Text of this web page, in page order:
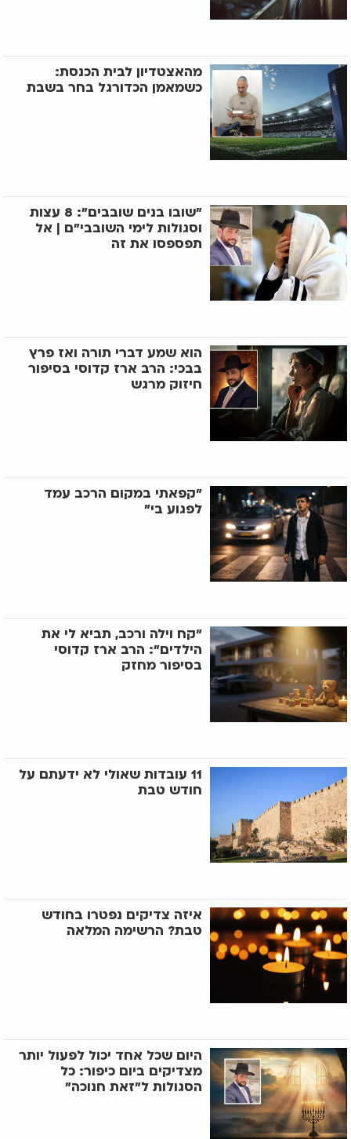
מהאצטדיון לבית הכנסת:
כשמאמן הכדורגל בחר בשבת
"שובו בנים שובבים": 8 עצות
וסגולות לימי השובבי"ם | אל
תפספסו את זה
הוא שמע דברי תורה ואז פרץ
בבכי: הרב ארז קדוסי בסיפור
חיזוק מרגש
"קפאתי במקום הרכב עמד
לפגוע בי"
"קח וילה ורכב, תביא לי את
הילדים": הרב ארז קדוסי
בסיפור מחזק
11 עובדות שאולי לא ידעתם על
חודש טבת
איזה צדיקים נפטרו בחודש
טבת? הרשימה המלאה
היום שכל אחד יכול לפעול יותר
מצדיקים ביום כיפור: כל
הסגולות ל"זאת חנוכה"